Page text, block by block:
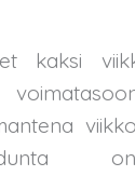
kaksi